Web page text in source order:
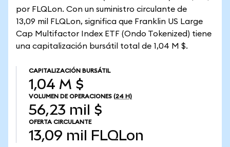
por FLQLon. Con un suministro circulante de
13,09 mil FLQLon, significa que Franklin US Large
Cap Multifactor Index ETF (Ondo Tokenized) tiene
una capitalización bursátil total de 1,04 M $.
CAPITALIZACIÓN BURSÁTIL
1,04 M $
VOLUMEN DE OPERACIONES (24 H)
56,23 mil $
OFERTA CIRCULANTE
13,09 mil FLQLon